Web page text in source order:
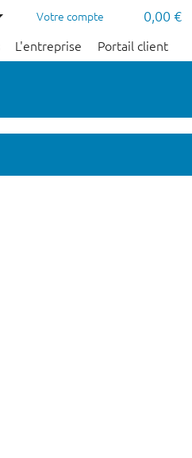
Votre compte 0,00 €
L'entreprise Portail client